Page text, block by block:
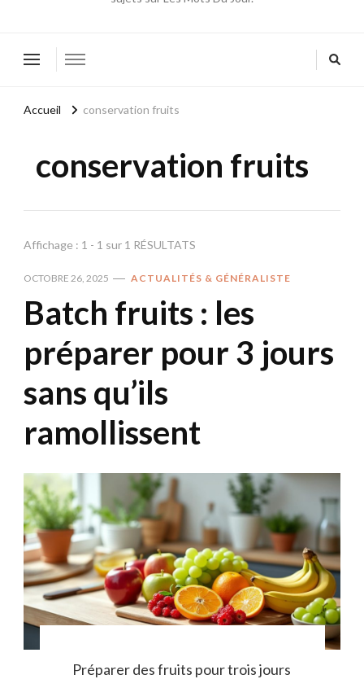
Accueil conservation fruits
conservation fruits
Affichage : 1 - 1 sur 1 RÉSULTATS
OCTOBRE 26, 2025 ACTUALITÉS & GÉNÉRALISTE
Batch fruits : les
préparer pour 3 jours
sans qu’ils
ramollissent
Préparer des fruits pour trois jours